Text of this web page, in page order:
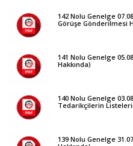
142 Nolu Genelge
Görüşe Gönderilmesi
141 Nolu Genelge
Hakkında)
140 Nolu Genelge
Tedarikçilerin
139 Nolu Genelge